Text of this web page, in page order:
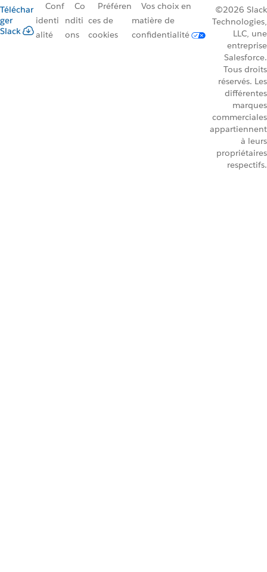
Téléchar
ger
Slack
Conf
identi
alité
Co
nditi
ons
Préféren
ces de
cookies
Vos choix en
matière de
confidentialité
©2026 Slack
Technologies,
LLC, une
entreprise
Salesforce.
Tous droits
réservés. Les
différentes
marques
commerciales
appartiennent
à leurs
propriétaires
respectifs.